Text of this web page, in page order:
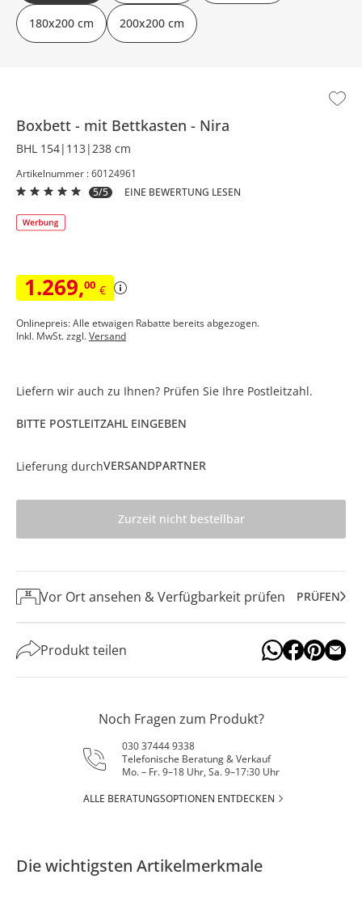
Boxbett mit Bettkasten Nira
BHL 154|113|238 cm
Artikelnummer : 60124961
5/5
EINE BEWERTUNG LESEN
1.269,00 €
Onlinepreis: Alle etwaigen Rabatte bereits abgezogen.
Inkl. MwSt. zzgl.Versand
180x200 cm 200x200 cm
Liefern wir auch zu Ihnen? Prüfen Sie Ihre Postleitzahl.
BITTE POSTLEITZAHL EINGEBEN
Lieferung durchVERSANDPARTNER
Zurzeit nicht bestellbar
Vor Ort ansehen & Verfügbarkeit prüfen PRÜFEN
Produkt teilen
Noch Fragen zum Produkt?
030 37444 9338
Telefonische Beratung & Verkauf
Mo. – Fr. 9–18 Uhr, Sa. 9–17:30 Uhr
ALLE BERATUNGSOPTIONEN ENTDECKEN
Die wichtigsten Artikelmerkmale